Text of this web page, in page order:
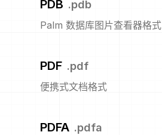
PDB .pdb
Palm 数据库图片查看器格式
PDF .pdf
便携式文档格式
PDFA .pdfa